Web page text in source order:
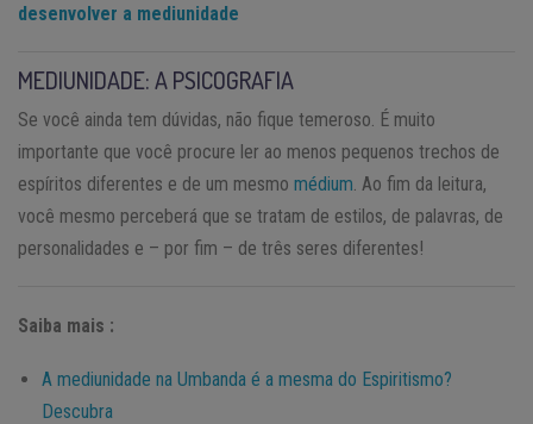
desenvolver a mediunidade
MEDIUNIDADE: A PSICOGRAFIA
Se você ainda tem dúvidas, não fique temeroso. É muito
importante que você procure ler ao menos pequenos trechos de
espíritos diferentes e de um mesmo médium . Ao fim da leitura,
você mesmo perceberá que se tratam de estilos, de palavras, de
personalidades e – por fim – de três seres diferentes!
Saiba mais :
A mediunidade na Umbanda é a mesma do Espiritismo?
Descubra